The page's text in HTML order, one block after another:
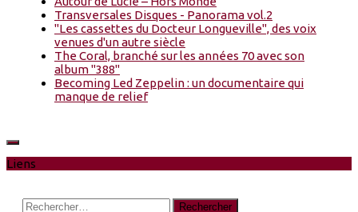
Transversales Disques - Panorama vol.2
"Les cassettes du Docteur Longueville", des voix
venues d'un autre siècle
The Coral, branché sur les années 70 avec son
album "388"
Becoming Led Zeppelin : un documentaire qui
manque de relief
Liens
Rechercher :